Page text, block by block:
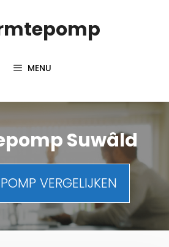
MENU
Suwâld
VERGELIJKEN